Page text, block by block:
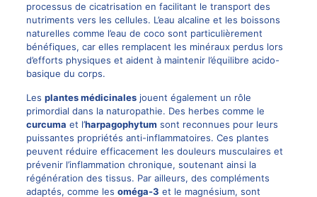
processus de cicatrisation en facilitant le transport des
nutriments vers les cellules. L’eau alcaline et les boissons
naturelles comme l’eau de coco sont particulièrement
bénéfiques, car elles remplacent les minéraux perdus lors
d’efforts physiques et aident à maintenir l’équilibre acido-
basique du corps.
Les plantes médicinalesjouent également un rôle
primordial dans la naturopathie. Des herbes comme le
curcuma et l’harpagophytum sont reconnues pour leurs
puissantes propriétés anti-inflammatoires. Ces plantes
peuvent réduire efficacement les douleurs musculaires et
prévenir l’inflammation chronique, soutenant ainsi la
régénération des tissus. Par ailleurs, des compléments
adaptés, comme les oméga-3 et le magnésium, sont